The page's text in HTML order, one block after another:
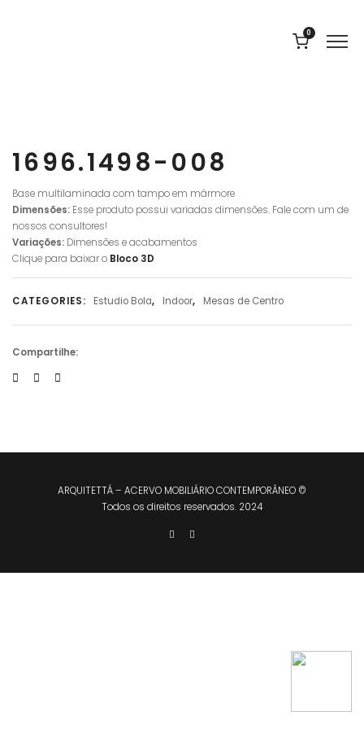
0
1696.1498-008
Base multilaminada com tampo em mármore
Dimensões: Esse produto possui variadas dimensões. Fale com um de
nossos consultores!
Variações: Dimensões e acabamentos
Clique para baixar o Bloco 3D
CATEGORIES: Estudio Bola, Indoor, Mesas de Centro
Compartilhe:
ARQUITETTÁ – ACERVO MOBILIÁRIO CONTEMPORÂNEO ©
Todos os direitos reservados. 2024